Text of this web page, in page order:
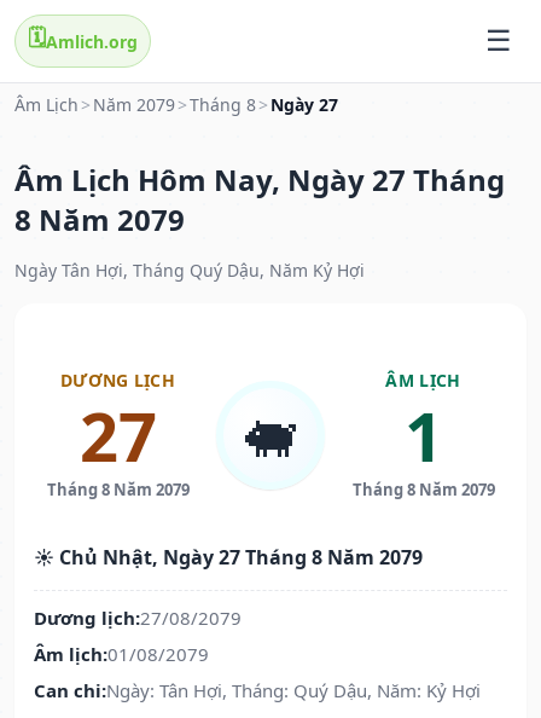
🗓️Amlich.org
Âm Lịch > Năm 2079>Tháng 8> Ngày 27
Âm Lịch Hôm Nay, Ngày 27 Tháng
8 Năm 2079
Ngày Tân Hợi, Tháng Quý Dậu, Năm Kỷ Hợi
DƯƠNG LỊCH
27
Tháng 8 Năm 2079
🐖
ÂM LỊCH
1
Tháng 8 Năm 2079
☀️ Chủ Nhật, Ngày 27 Tháng 8 Năm 2079
Dương lịch:27/08/2079
Âm lịch:01/08/2079
Can chi:Ngày: Tân Hợi, Tháng: Quý Dậu, Năm: Kỷ Hợi